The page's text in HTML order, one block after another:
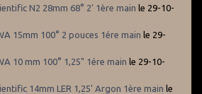
N2 28mm 68° 2' 1ère main le 29-10-
15mm 100° 2 pouces 1ére main le 29-
10 mm 100° 1,25" 1ére main le 29-10-
14mm LER 1,25' Argon 1ère main le